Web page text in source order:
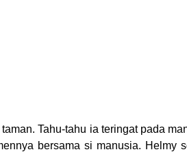
Tahu-tahu ia teringat pada
bersama si manusia. Helmy